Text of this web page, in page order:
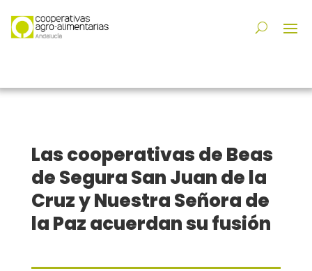
Las cooperativas de Beas
de Segura San Juan de la
Cruz y Nuestra Señora de
la Paz acuerdan su fusión